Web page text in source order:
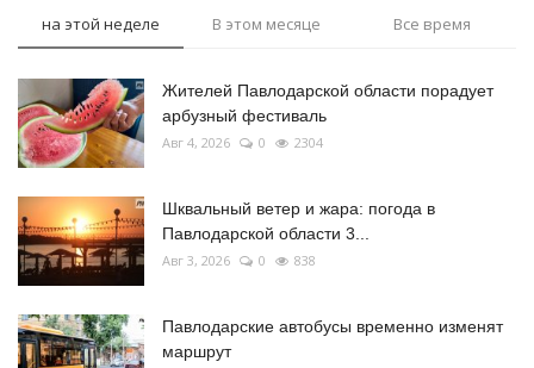
на этой неделе В этом месяце Все время
Жителей Павлодарской области порадует
арбузный фестиваль
Авг 4, 2026 0 2304
Шквальный ветер и жара: погода в
Павлодарской области 3...
Авг 3, 2026 0 838
Павлодарские автобусы временно изменят
маршрут